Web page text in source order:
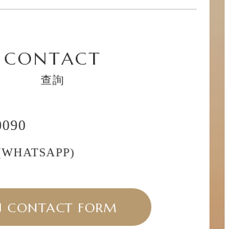
CONTACT
查詢
CONTACT FORM